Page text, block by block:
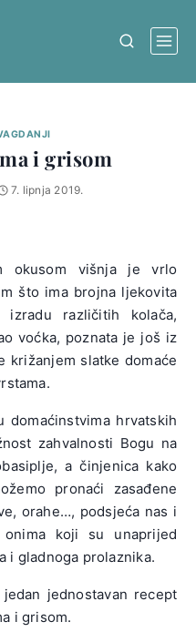
i grisom
7. lipnja 2019.
okusom višnja je vrlo
što ima brojna ljekovita
različitih kolača,
voćka, poznata je još iz
križanjem slatke domaće
hrvatskih
zahvalnosti Bogu na
a činjenica kako
pronaći zasađene
orahe…, podsjeća nas i
koji su unaprijed
i gladnoga prolaznika.
jednostavan recept
i grisom.